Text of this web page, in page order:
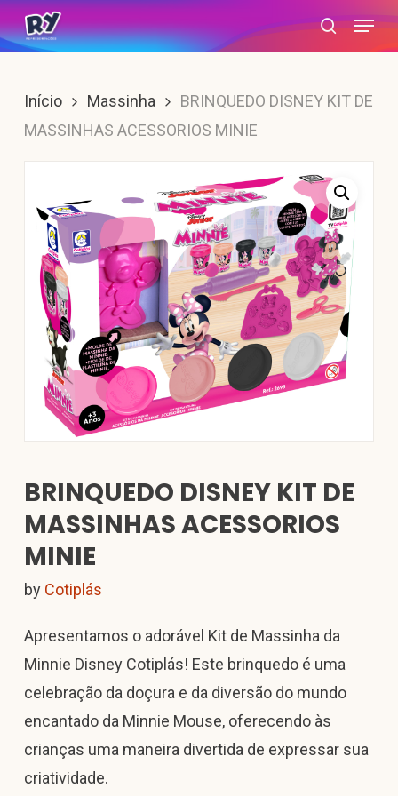
Skip
to
content
search
Menu
Início Massinha
BRINQUEDO DISNEY KIT DE
MASSINHAS ACESSORIOS MINIE
BRINQUEDO DISNEY KIT DE
MASSINHAS ACESSORIOS
MINIE
by Cotiplás
Apresentamos o adorável Kit de Massinha da
Minnie Disney Cotiplás! Este brinquedo é uma
celebração da doçura e da diversão do mundo
encantado da Minnie Mouse, oferecendo às
crianças uma maneira divertida de expressar sua
criatividade.